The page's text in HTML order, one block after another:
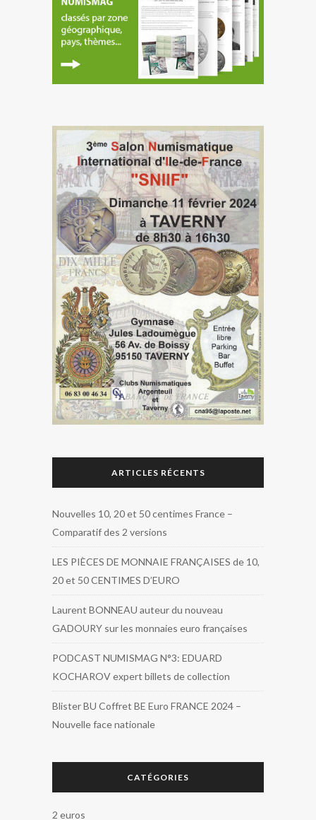
ARTICLES RÉCENTS
Nouvelles 10, 20 et 50 centimes France –
Comparatif des 2 versions
LES PIÈCES DE MONNAIE FRANÇAISES de 10,
20 et 50 CENTIMES D’EURO
Laurent BONNEAU auteur du nouveau
GADOURY sur les monnaies euro françaises
PODCAST NUMISMAG N°3: EDUARD
KOCHAROV expert billets de collection
Blister BU Coffret BE Euro FRANCE 2024 –
Nouvelle face nationale
CATÉGORIES
2 euros